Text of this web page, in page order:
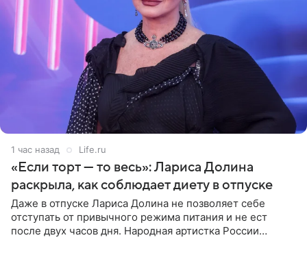
1 час назад Life.ru
«Если торт — то весь»: Лариса Долина
раскрыла, как соблюдает диету в отпуске
Даже в отпуске Лариса Долина не позволяет себе
отступать от привычного режима питания и не ест
после двух часов дня. Народная артистка России